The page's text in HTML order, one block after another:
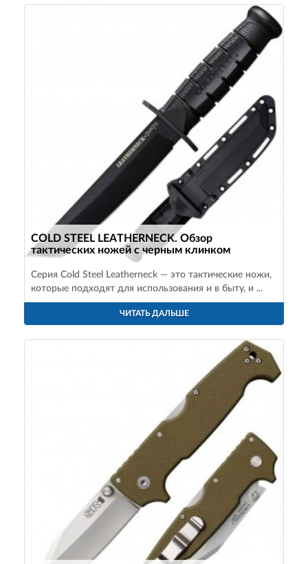
COLD STEEL LEATHERNECK. Обзор
тактических ножей с черным клинком
Серия Cold Steel Leatherneck — это тактические ножи,
которые подходят для использования и в быту, и ...
ЧИТАТЬ ДАЛЬШЕ